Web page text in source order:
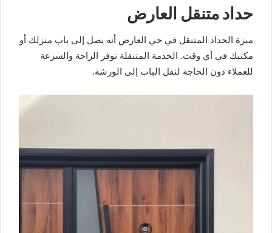
حداد متنقل العارض
ميزة الحداد المتنقل في حي العارض أنه يصل إلى باب منزلك أو
مكتبك في أي وقت. الخدمة المتنقلة توفر الراحة والسرعة
للعملاء دون الحاجة لنقل الباب إلى الورشة.